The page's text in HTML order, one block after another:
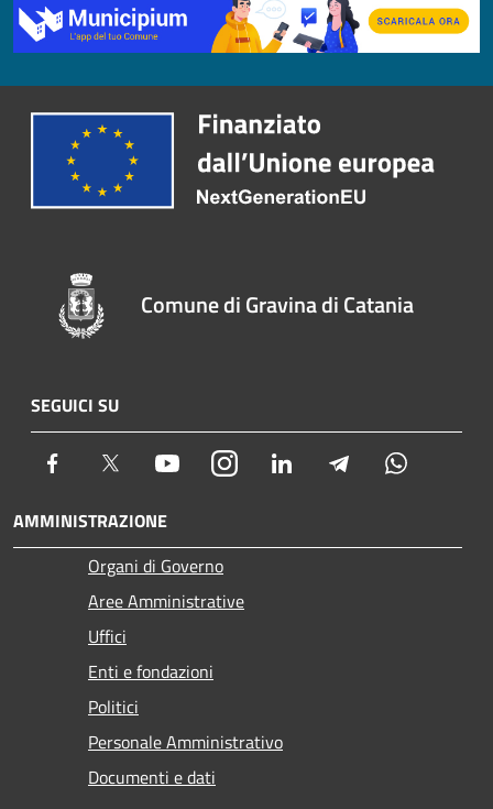
Comune di Gravina di Catania
SEGUICI SU
Facebook Twitter YoutubeInstagram LinkedIn Telegram
AMMINISTRAZIONE
Organi di Governo
Aree Amministrative
Uffici
Enti e fondazioni
Politici
Personale Amministrativo
Documenti e dati